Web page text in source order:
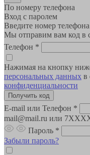
По номеру телефона
Вход с паролем
Введите номер телефона
Мы отправим вам код в
Телефон *
Нажимая на кнопку
персональных данных в
конфиденциальности
E-mail или Телефон *
mail@mail.ru или
Пароль *
Забыли пароль?